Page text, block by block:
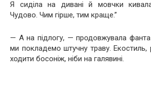
Я сиділа на дивані й мовчки
Чудово. Чим гірше, тим краще.”
— А на підлогу, — продовжувала
ми покладемо штучну траву. Екостиль,
ходити босоніж, ніби на галявині.